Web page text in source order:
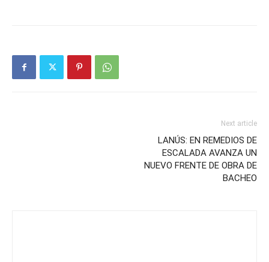
Next article
LANÚS: EN REMEDIOS DE
ESCALADA AVANZA UN
NUEVO FRENTE DE OBRA DE
BACHEO